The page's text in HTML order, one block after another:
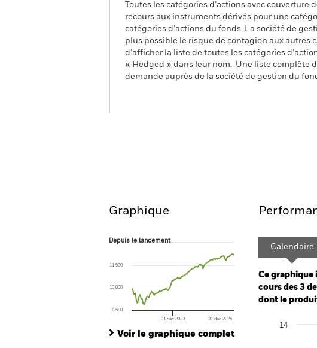
Toutes les catégories d’actions avec
recours aux instruments dérivés pour une
catégories d’actions du fonds. La société de
plus possible le risque de contagion aux autres
d’afficher la liste de toutes les catégories
« Hedged » dans leur nom. Une liste complète
demande auprès de la société de gestion du
Graphique
Depuis le lancement
The chart has 1 X axis displaying Time. Range: 2022-04-
The chart has 1 Y axis displaying values. Range: -15 to 30.
Depuis le lancement
31 déc 2023 31 déc 2025
8 500
10 000
11 500
Voir le graphique complet
Calendaire
Ce graphique
cours des 3
dont le
Chart
Bar chart with
14